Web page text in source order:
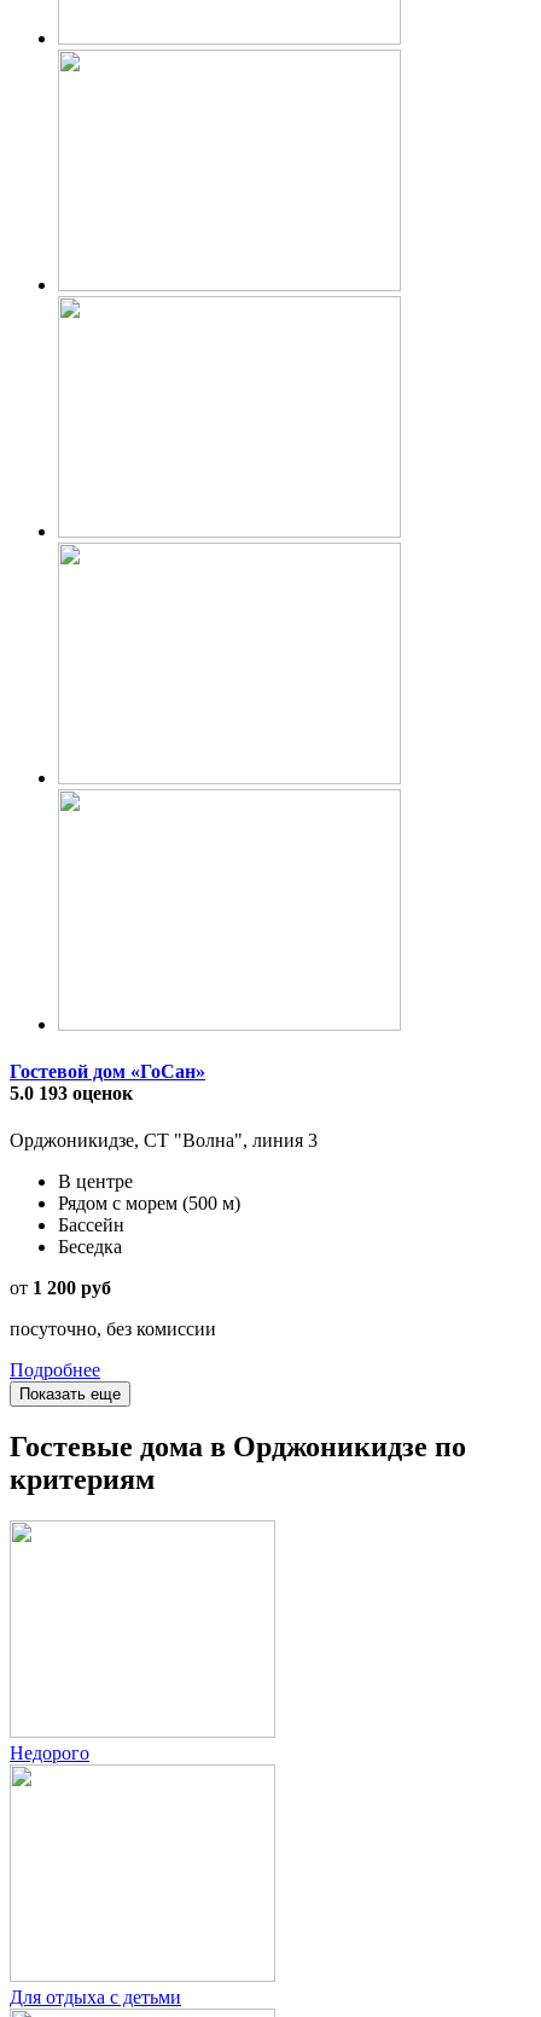
Гостевой дом «ГоСан»
5.0 193 оценок
Орджоникидзе, СТ "Волна", линия 3
В центре
Рядом с морем (500 м)
Бассейн
Беседка
от 1 200 руб
посуточно, без комиссии
Подробнее
Показать еще
Гостевые дома в Орджоникидзе по
критериям
Недорого
Для отдыха с детьми